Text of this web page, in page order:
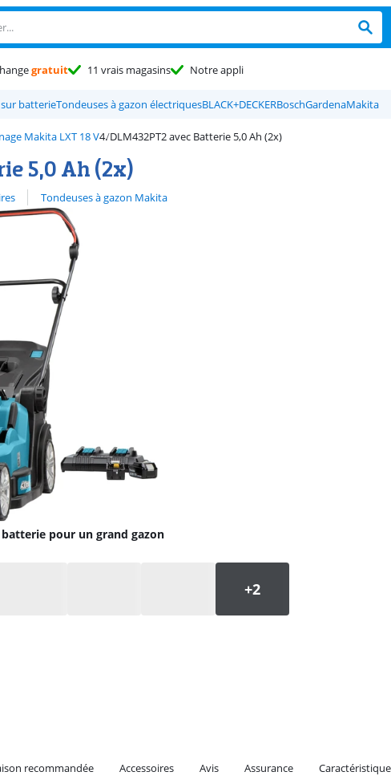
gratuit 11 vrais magasins Notre appli
batterieTondeuses à gazon électriquesBLACK+DECKERBoschGardenaMakita
Makita LXT 18 V DLM432PT2 avec Batterie 5,0 Ah (2x)
5,0 Ah (2x)
Tondeuses à gazon Makita
pour un grand gazon
recommandée Accessoires Avis Assurance